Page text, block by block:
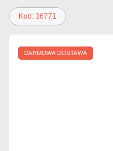
Kod: 36771
DARMOWA DOSTAWA